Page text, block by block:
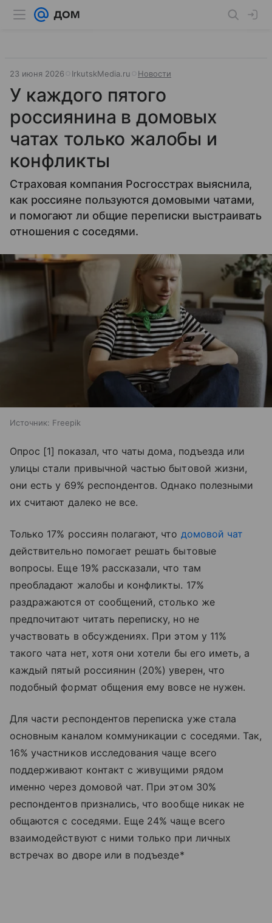
23 июня 2026 IrkutskMedia.ru Новости
У каждого пятого
россиянина в домовых
чатах только жалобы и
конфликты
Страховая компания Росгосстрах выяснила,
как россияне пользуются домовыми чатами,
и помогают ли общие переписки выстраивать
отношения с соседями.
Источник: Freepik
Опрос [1] показал, что чаты дома, подъезда или
улицы стали привычной частью бытовой жизни,
они есть у 69% респондентов. Однако полезными
их считают далеко не все.
Только 17% россиян полагают, что домовой чат
действительно помогает решать бытовые
вопросы. Еще 19% рассказали, что там
преобладают жалобы и конфликты. 17%
раздражаются от сообщений, столько же
предпочитают читать переписку, но не
участвовать в обсуждениях. При этом у 11%
такого чата нет, хотя они хотели бы его иметь, а
каждый пятый россиянин (20%) уверен, что
подобный формат общения ему вовсе не нужен.
Для части респондентов переписка уже стала
основным каналом коммуникации с соседями. Так,
16% участников исследования чаще всего
поддерживают контакт с живущими рядом
именно через домовой чат. При этом 30%
респондентов признались, что вообще никак не
общаются с соседями. Еще 24% чаще всего
взаимодействуют с ними только при личных
встречах во дворе или в подъезде*